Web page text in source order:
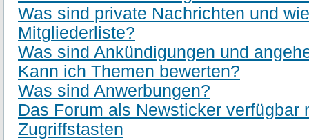
Was sind private Nachrichten und
Mitgliederliste?
Was sind Ankündigungen und
Kann ich Themen bewerten?
Was sind Anwerbungen?
Das Forum als Newsticker verfügbar
Zugriffstasten